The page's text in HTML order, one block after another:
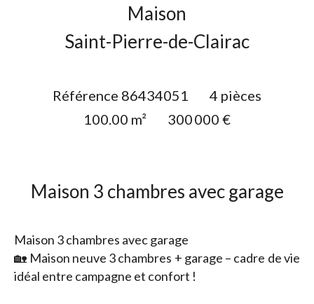
Maison
Saint-Pierre-de-Clairac
Référence 86434051
4 pièces
100.00 m² 300 000 €
Maison 3 chambres avec garage
Maison 3 chambres avec garage
🏡 Maison neuve 3 chambres + garage – cadre de vie
idéal entre campagne et confort !